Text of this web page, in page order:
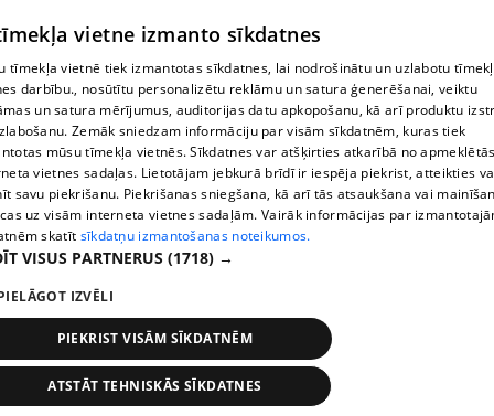
noteikumi
Komentāru pievienošana
TV programma
Līguma noteikumi
360 Ziņu kontakti
Helio Media
Portāla palīdzības dienests: e-pasts -
All rights reserved.
Ziņas Meklēt 1188 play
vietne izmanto sīkdatnes
tīmekļa vietnē tiek izmantotas sīkdatnes, lai nodrošinātu un uzlabotu
darbību., nosūtītu personalizētu reklāmu un satura ģenerēšanai, veiktu
un satura mērījumus, auditorijas datu apkopošanu, kā arī produktu
Zemāk sniedzam informāciju par visām sīkdatnēm, kuras tiek
mūsu tīmekļa vietnēs. Sīkdatnes var atšķirties atkarībā no
vietnes sadaļas. Lietotājam jebkurā brīdī ir iespēja piekrist, atteikties
savu piekrišanu. Piekrišanas sniegšana, kā arī tās atsaukšana vai
uz visām interneta vietnes sadaļām. Vairāk informācijas par
skatīt sīkdatņu izmantošanas noteikumos.
VISUS PARTNERUS (1718) →
IZVĒLI
PIEKRIST VISĀM SĪKDATNĒM
ATSTĀT TEHNISKĀS SĪKDATNES